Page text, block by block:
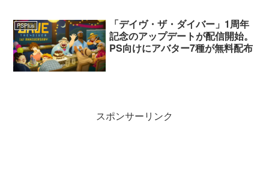
PSPlus
「デイヴ・ザ・ダイバー」1周年
記念のアップデートが配信開始。
PS向けにアバター7種が無料配布
スポンサーリンク